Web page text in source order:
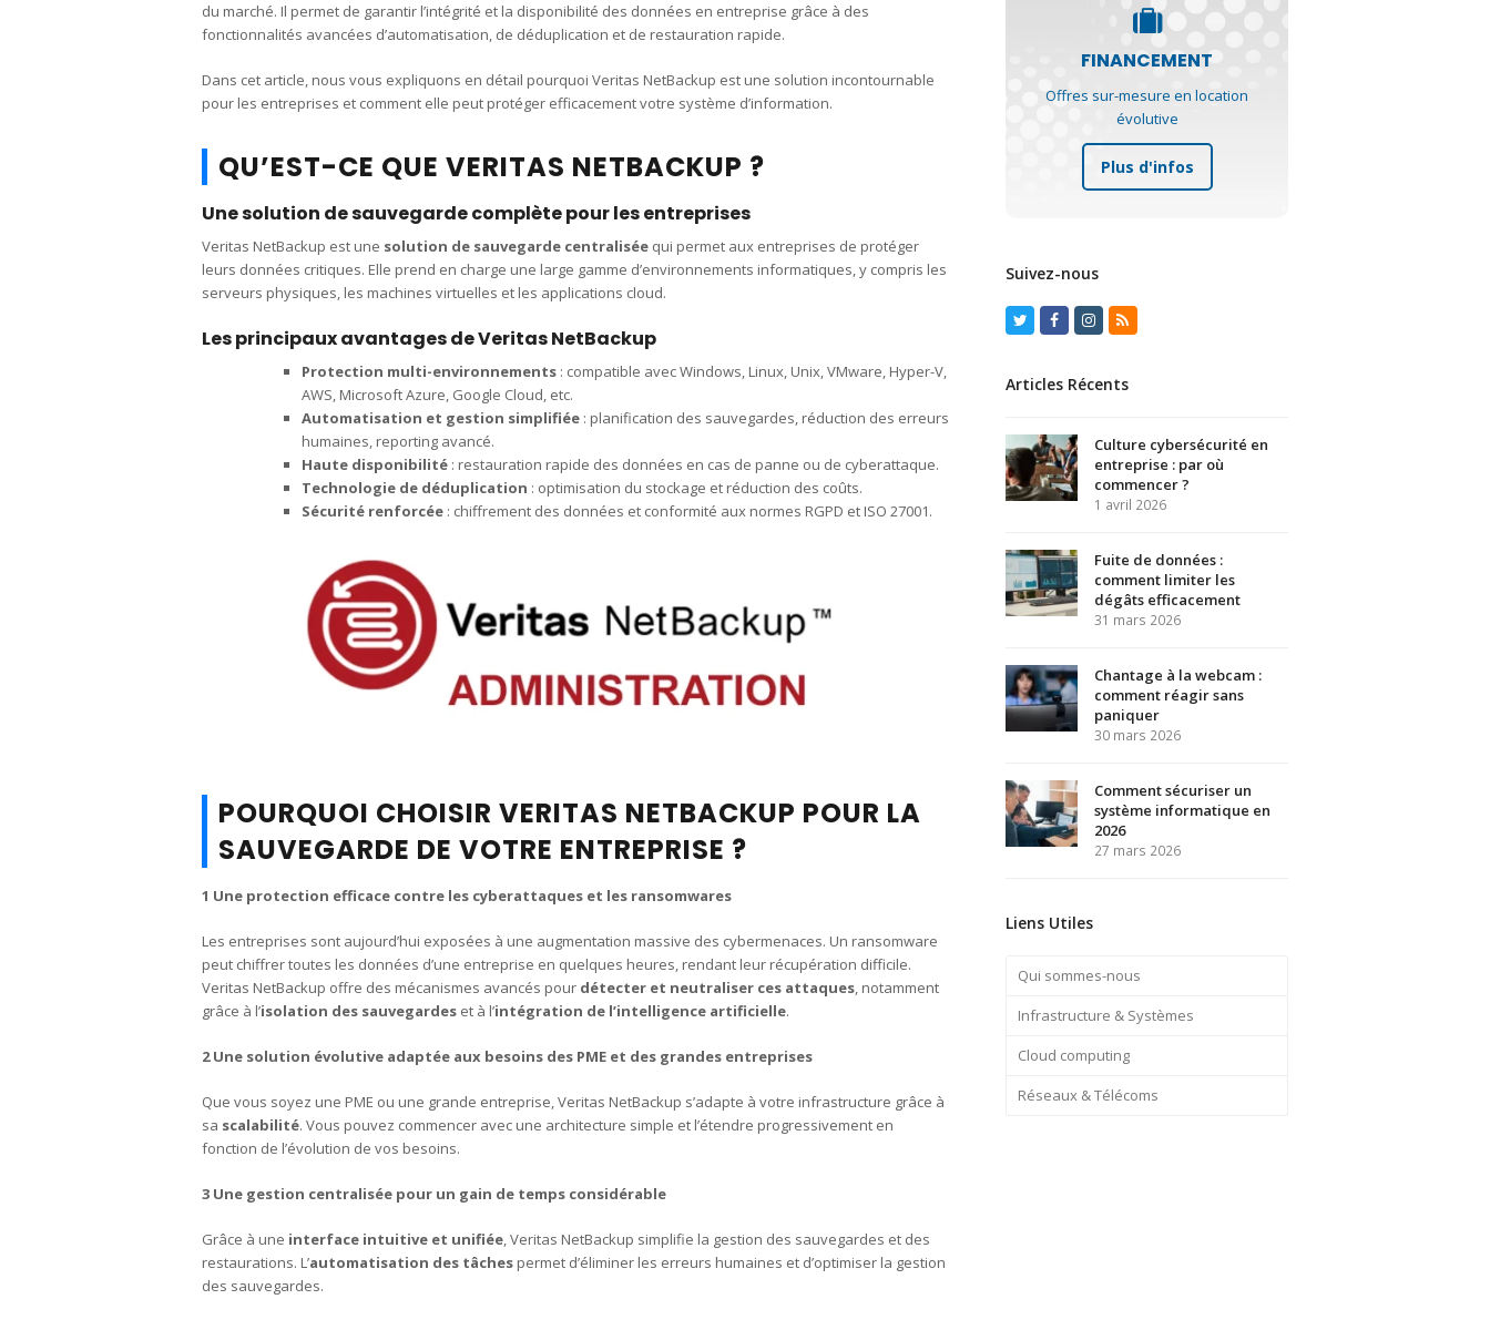
du marché. Il permet de garantir l’intégrité et la disponibilité des données en entreprise grâce à des
fonctionnalités avancées d’automatisation, de déduplication et de restauration rapide.
Dans cet article, nous vous expliquons en détail pourquoi Veritas NetBackup est une solution incontournable
pour les entreprises et comment elle peut protéger efficacement votre système d’information.
QU’EST-CE QUE VERITAS NETBACKUP ?
Une solution de sauvegarde complète pour les entreprises
Veritas NetBackup est une solution de sauvegarde centralisée qui permet aux entreprises de protéger
leurs données critiques. Elle prend en charge une large gamme d’environnements informatiques, y compris les
serveurs physiques, les machines virtuelles et les applications cloud.
Les principaux avantages de Veritas NetBackup
Protection multi-environnements : compatible avec Windows, Linux, Unix, VMware, Hyper-V,
AWS, Microsoft Azure, Google Cloud, etc.
Automatisation et gestion simplifiée : planification des sauvegardes, réduction des erreurs
humaines, reporting avancé.
Haute disponibilité : restauration rapide des données en cas de panne ou de cyberattaque.
Technologie de déduplication : optimisation du stockage et réduction des coûts.
Sécurité renforcée : chiffrement des données et conformité aux normes RGPD et ISO 27001.
POURQUOI CHOISIR VERITAS NETBACKUP POUR LA
SAUVEGARDE DE VOTRE ENTREPRISE ?
1 Une protection efficace contre les cyberattaques et les ransomwares
Les entreprises sont aujourd’hui exposées à une augmentation massive des cybermenaces. Un ransomware
peut chiffrer toutes les données d’une entreprise en quelques heures, rendant leur récupération difficile.
Veritas NetBackup offre des mécanismes avancés pour détecter et neutraliser ces attaques, notamment
grâce à l’isolation des sauvegardes et à l’intégration de l’intelligence artificielle.
2 Une solution évolutive adaptée aux besoins des PME et des grandes entreprises
Que vous soyez une PME ou une grande entreprise, Veritas NetBackup s’adapte à votre infrastructure grâce à
sa scalabilité. Vous pouvez commencer avec une architecture simple et l’étendre progressivement en
fonction de l’évolution de vos besoins.
3 Une gestion centralisée pour un gain de temps considérable
Grâce à une interface intuitive et unifiée, Veritas NetBackup simplifie la gestion des sauvegardes et des
restaurations. L’automatisation des tâches permet d’éliminer les erreurs humaines et d’optimiser la gestion
des sauvegardes.
FINANCEMENT
Offres sur-mesure en location
évolutive
Plus d'infos
Suivez-nous
TwitterFacebook
Instagram
RSS
Articles Récents
Culture cybersécurité en
entreprise : par où
commencer ?
1 avril 2026
Fuite de données :
comment limiter les
dégâts efficacement
31 mars 2026
Chantage à la webcam :
comment réagir sans
paniquer
30 mars 2026
Comment sécuriser un
système informatique en
2026
27 mars 2026
Liens Utiles
Qui sommes-nous
Infrastructure & Systèmes
Cloud computing
Réseaux & Télécoms